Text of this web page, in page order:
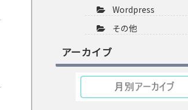
Wordpress
その他
アーカイブ